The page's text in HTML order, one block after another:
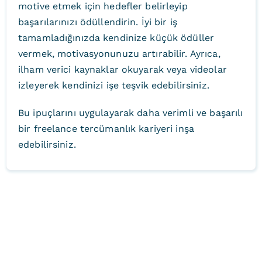
motive etmek için hedefler belirleyip
başarılarınızı ödüllendirin. İyi bir iş
tamamladığınızda kendinize küçük ödüller
vermek, motivasyonunuzu artırabilir. Ayrıca,
ilham verici kaynaklar okuyarak veya videolar
izleyerek kendinizi işe teşvik edebilirsiniz.
Bu ipuçlarını uygulayarak daha verimli ve başarılı
bir freelance tercümanlık kariyeri inşa
edebilirsiniz.